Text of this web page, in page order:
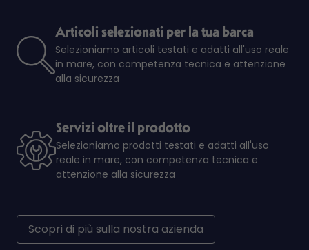
Articoli selezionati per la tua barca
Selezioniamo articoli testati e adatti all'uso reale
in mare, con competenza tecnica e attenzione
alla sicurezza
Servizi oltre il prodotto
Selezioniamo prodotti testati e adatti all'uso
reale in mare, con competenza tecnica e
attenzione alla sicurezza
Scopri di più sulla nostra azienda